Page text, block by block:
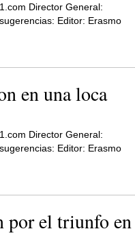
Director General:
Editor: Erasmo
en una loca
Director General:
Editor: Erasmo
por el triunfo en